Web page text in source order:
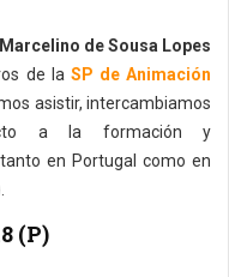
de Sousa Lopes
de la SP de Animación
asistir, intercambiamos
a la formación y
en Portugal como en
(P)